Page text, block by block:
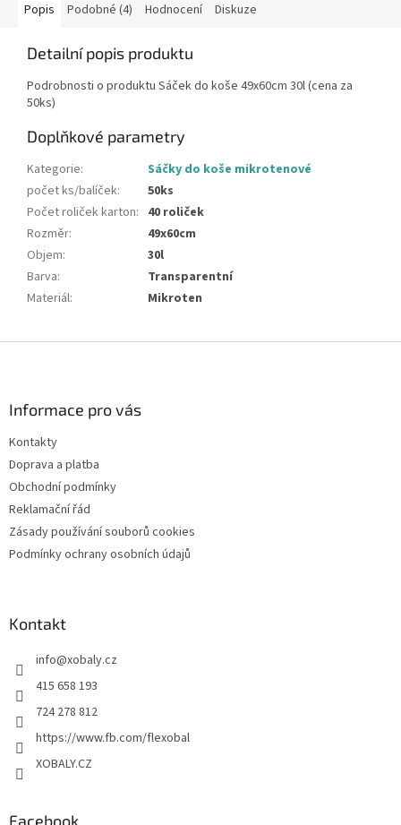
Popis Podobné (4) Hodnocení Diskuze
Detailní popis produktu
Podrobnosti o produktu Sáček do koše 49x60cm 30l (cena za
50ks)
Doplňkové parametry
Kategorie:
Sáčky do koše mikrotenové
počet ks/balíček:
50ks
Počet roliček karton: 40 roliček
Rozměr:
49x60cm
Objem:
30l
Barva:
Transparentní
Materiál: Mikroten
Informace pro vás
Kontakty
Doprava a platba
Obchodní podmínky
Reklamační řád
Zásady používání souborů cookies
Podmínky ochrany osobních údajů
Kontakt
info@xobaly.cz
415 658 193
724 278 812
https://www.fb.com/flexobal
XOBALY.CZ
Facebook